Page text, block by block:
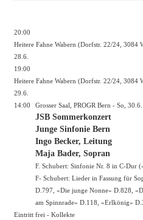
20:00
Heitere Fahne Wabern (Dorfstr. 22/24, 3084
28.6.
19:00
Heitere Fahne Wabern (Dorfstr. 22/24, 3084
29.6.
14:00
Grosser Saal, PROGR Bern - So, 30.6.
JSB Sommerkonzert
Junge Sinfonie Bern
Ingo Becker, Leitung
Maja Bader, Sopran
F. Schubert: Sinfonie Nr. 8 in C-Dur
F- Schubert: Lieder in Fassung für
D.797, «Die junge Nonne» D.828,
am Spinnrade» D.118, «Erlkönig»
Eintritt frei - Kollekte